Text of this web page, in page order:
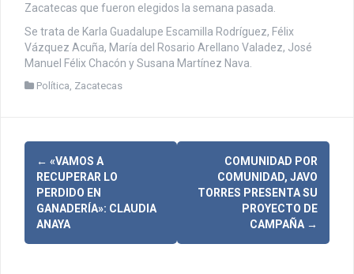
Zacatecas que fueron elegidos la semana pasada.
Se trata de Karla Guadalupe Escamilla Rodríguez, Félix
Vázquez Acuña, María del Rosario Arellano Valadez, José
Manuel Félix Chacón y Susana Martínez Nava.
Política, Zacatecas
N
e
← «VAMOS A
RECUPERAR LO
PERDIDO EN
GANADERÍA»: CLAUDIA
ANAYA
COMUNIDAD POR
COMUNIDAD, JAVO
TORRES PRESENTA SU
PROYECTO DE
CAMPAÑA →